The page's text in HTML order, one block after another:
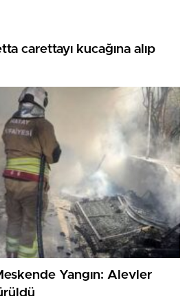
carettayı kucağına alıp
Yangın: Alevler